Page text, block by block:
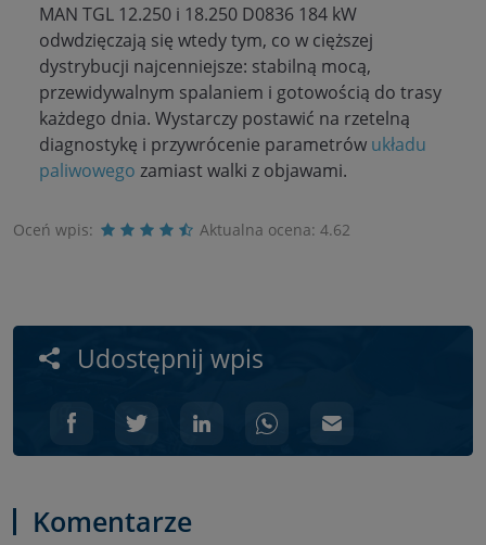
MAN TGL 12.250 i 18.250 D0836 184 kW
odwdzięczają się wtedy tym, co w cięższej
dystrybucji najcenniejsze: stabilną mocą,
przewidywalnym spalaniem i gotowością do trasy
każdego dnia. Wystarczy postawić na rzetelną
diagnostykę i przywrócenie parametrów układu
paliwowego zamiast walki z objawami.
Oceń wpis: Aktualna ocena: 4.62
Udostępnij wpis
Komentarze